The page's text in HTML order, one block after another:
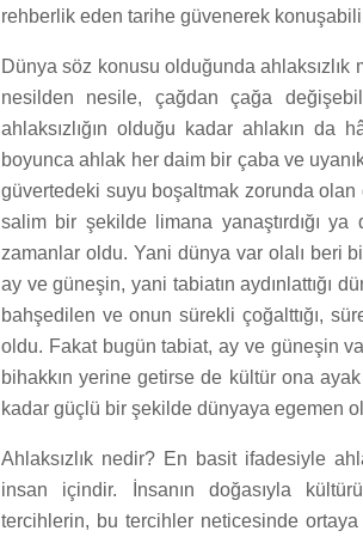
rehberlik eden tarihe güvenerek
Dünya söz konusu olduğunda
nesilden nesile, çağdan çağa
ahlaksızlığın olduğu kadar ahlakın da
boyunca ahlak her daim bir çaba ve
güvertedeki suyu boşaltmak zorunda
salim bir şekilde limana yanaştırdığı
zamanlar oldu. Yani dünya var olalı beri bir
ay ve güneşin, yani tabiatın aydınlattığı
bahşedilen ve onun sürekli çoğalttığı,
oldu. Fakat bugün tabiat, ay ve güneşin
bihakkın yerine getirse de kültür ona
kadar güçlü bir şekilde dünyaya egemen
Ahlaksızlık nedir? En basit ifadesiyle
insan içindir. İnsanın doğasıyla
tercihlerin, bu tercihler neticesinde